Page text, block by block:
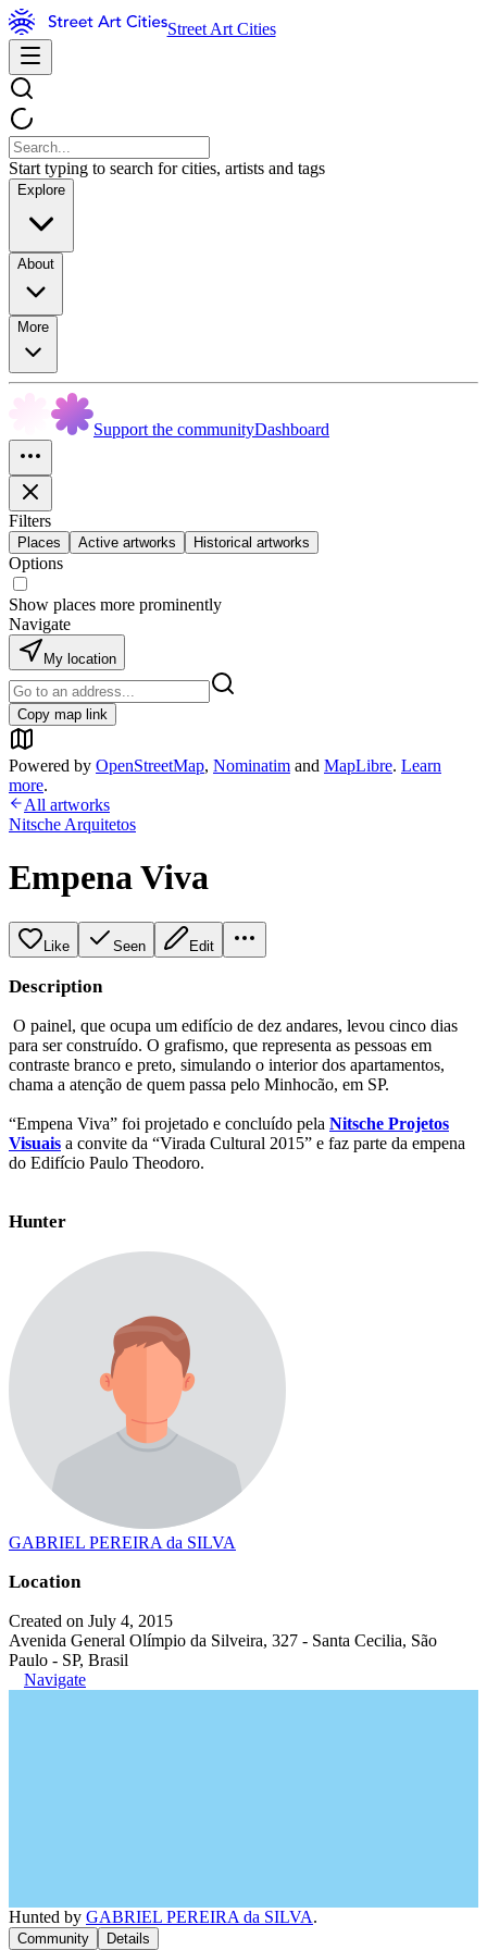
Street Art Cities
Start typing to search for cities, artists and tags
Explore
About
More
Support the communityDashboard
Filters
Places Active artworks Historical artworks
Options
Show places more prominently
Navigate
My location
Copy map link
Powered by OpenStreetMap, Nominatim and MapLibre. Learn
more.
All artworks
Nitsche Arquitetos
Empena Viva
Like Seen Edit
Description
O painel, que ocupa um edifício de dez andares, levou cinco dias
para ser construído. O grafismo, que representa as pessoas em
contraste branco e preto, simulando o interior dos apartamentos,
chama a atenção de quem passa pelo Minhocão, em SP.
“Empena Viva” foi projetado e concluído pela Nitsche Projetos
Visuais a convite da “Virada Cultural 2015” e faz parte da empena
do Edifício Paulo Theodoro.
Hunter
GABRIEL PEREIRA da SILVA
Location
Created on July 4, 2015
Avenida General Olímpio da Silveira, 327 - Santa Cecilia, São
Paulo - SP, Brasil
Navigate
Hunted by GABRIEL PEREIRA da SILVA.
Community Details